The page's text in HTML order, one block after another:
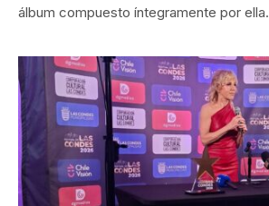
álbum compuesto íntegramente por ella.